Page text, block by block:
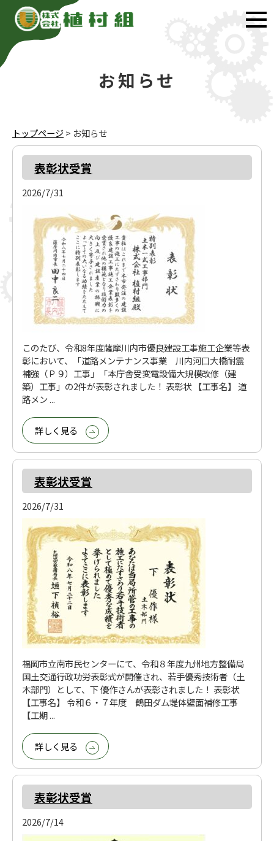
お知らせ
トップページ> お知らせ
表彰状受賞
2026/7/31
このたび、令和8年度薩摩川内市優良建設工事施工企業等表
彰において、「道路メンテナンス事業 川内河口大橋耐震
補強（Ｐ９）工事」「本庁舎受変電設備大規模改修（建
築）工事」の2件が表彰されました！ 表彰状 【工事名】 道
路メン ...
詳しく見る
表彰状受賞
2026/7/31
福岡市立南市民センターにて、令和８年度九州地方整備局
国土交通行政功労表彰式が開催され、若手優秀技術者（土
木部門）として、下 優作さんが表彰されました！ 表彰状
【工事名】 令和６・７年度 鶴田ダム堤体壁面補修工事
【工期 ...
詳しく見る
表彰状受賞
2026/7/14